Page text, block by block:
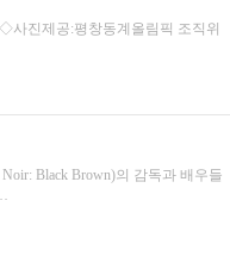
사진제공:평창동계올림픽 조직위
Black Brown)의 감독과 배우들